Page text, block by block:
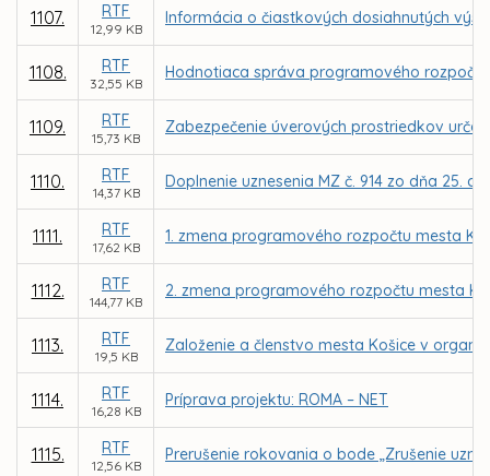
1107. RTF
12,99 KB
Informácia o čiastkových dosiahnutých
1108. RTF
32,55 KB
Hodnotiaca správa programového
1109. RTF
15,73 KB
Zabezpečenie úverových prostriedkov
1110. RTF
14,37 KB
Doplnenie uznesenia MZ č. 914 zo dňa 25.
1111. RTF
17,62 KB
1. zmena programového rozpočtu mesta
1112. RTF
144,77 KB
2. zmena programového rozpočtu mesta
1113. RTF
19,5 KB
Založenie a členstvo mesta Košice v
1114. RTF
16,28 KB
Príprava projektu: ROMA – NET
1115. RTF
12,56 KB
Prerušenie rokovania o bode „Zrušenie